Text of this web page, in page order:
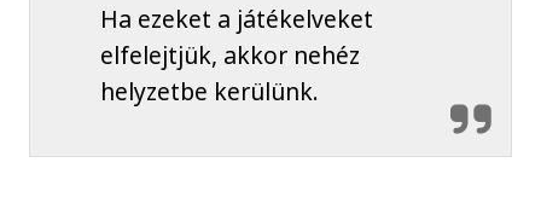
Ha ezeket a játékelveket
elfelejtjük, akkor nehéz
helyzetbe kerülünk.